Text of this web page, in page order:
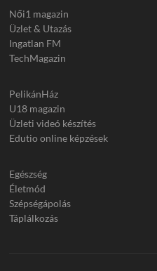
Női1 magazin
Üzlet & Utazás
Ingatlan FM
TechMagazin
PelikánHáz
U18 magazin
Üzleti videó készítés
Edutio online képzések
Egészség
Életmód
Szépségápolás
Táplálkozás